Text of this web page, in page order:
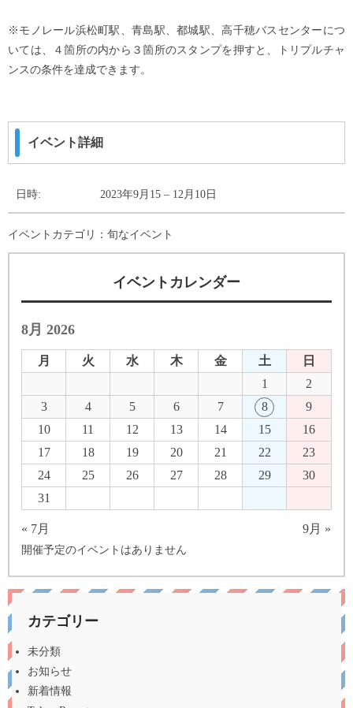
※モノレール浜松町駅、青島駅、都城駅、高千穂バスセンターにつ
いては、４箇所の内から３箇所のスタンプを押すと、トリプルチャ
ンスの条件を達成できます。
イベント詳細
日時: 2023年9月15 – 12月10日
イベントカテゴリ： 旬なイベント
イベントカレンダー
8月 2026
月 火 水 木 金 土
日
1
2
3
4 5 6 7 8
9
10
11 12 13 14 15
16
17
18 19 20 21 22
23
24
25 26 27 28 29
30
31
« 7月 9月 »
開催予定のイベントはありません
カテゴリー
未分類
お知らせ
新着情報